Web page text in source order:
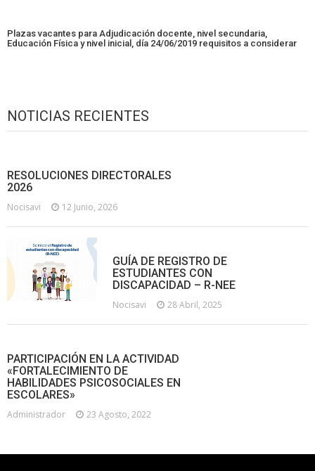
Plazas vacantes para Adjudicación docente, nivel secundaria,
Educación Física y nivel inicial, día 24/06/2019 requisitos a considerar
NOTICIAS RECIENTES
RESOLUCIONES DIRECTORALES
2026
Nocisavi 12 Junio, 2026
GUÍA DE REGISTRO DE
ESTUDIANTES CON
DISCAPACIDAD – R-NEE
Nocisavi 28 Abril, 2025
PARTICIPACIÓN EN LA ACTIVIDAD
«FORTALECIMIENTO DE
HABILIDADES PSICOSOCIALES EN
ESCOLARES»
Administrador 23 Agosto, 2022